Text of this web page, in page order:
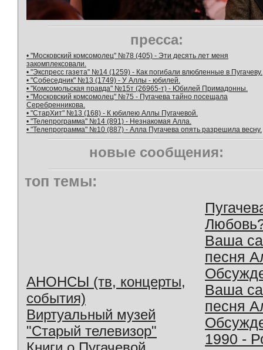
пресса:
• "Московский комсомолец" №78 (405) - Эти десять лет меня
закомплексовали.
• "Экспресс газета" №14 (1259) - Как погибали влюбленные в Пугачеву.
• "Собеседник" №13 (1749) - У Аллы - юбилей.
• "Комсомольская правда" №15т (26965-т) - Юбилей Примадонны.
• "Московский комсомолец" №75 - Пугачева тайно посещала
Серебренникова.
• "СтарХит" №13 (168) - К юбилею Аллы Пугачевой.
• "Телепрограмма" №14 (891) - Незнакомая Алла.
• "Телепрограмма" №10 (887) - Алла Пугачева опять разрешила весну.
новые сообщения:
топ темы:
АНОНСЫ (тв, концерты,
события)
Виртуальный музей
"Старый телевизор"
Ваша
песня
Ваша
песня
1990 -